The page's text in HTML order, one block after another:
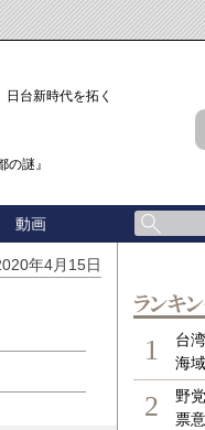
台新時代を拓く
謎』
動画
年4月15日
1
台
海
2
野
票